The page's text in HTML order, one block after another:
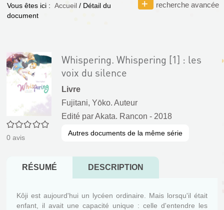
recherche avancée
Vous êtes ici : Accueil / Détail du
document
0/5
0 avis
Whispering. Whispering [1] : les
voix du silence
Livre
Fujitani, Yōko. Auteur
Edité parAkata. Rancon - 2018
Autres documents de la même série
RÉSUMÉ DESCRIPTION
Kôji est aujourd'hui un lycéen ordinaire. Mais lorsqu'il était
enfant, il avait une capacité unique : celle d'entendre les